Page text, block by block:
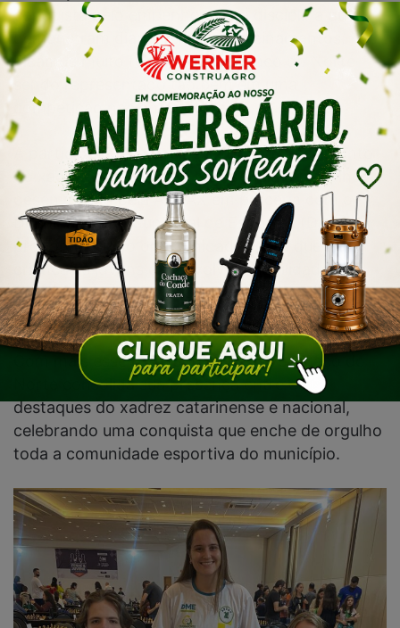
conquista pelo empenho e pela disciplina que
demonstram diariamente nos treinamentos.
Ficamos muito felizes em ver Braço do Norte
sendo representado tão bem em uma
competição nacional”, destaca.
A participação da equipe reforça o crescimento
do xadrez no município e evidencia o trabalho
desenvolvido pela ABRAX em parceria com o
Departamento Municipal de Esportes (DME),
proporcionando oportunidades para que
crianças e jovens desenvolvam habilidades
esportivas, cognitivas e sociais por meio da
modalidade.
Com mais esse resultado expressivo, Braço do
Norte consolida sua presença entre os
destaques do xadrez catarinense e nacional,
celebrando uma conquista que enche de orgulho
toda a comunidade esportiva do município.